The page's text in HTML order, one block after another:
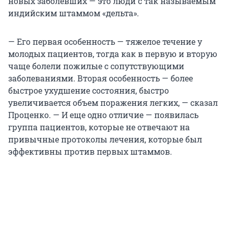
индийским штаммом «дельта».
— Его первая особенность — тяжелое течение у
молодых пациентов, тогда как в первую и вторую
чаще болели пожилые с сопутствующими
заболеваниями. Вторая особенность — более
быстрое ухудшение состояния, быстро
увеличивается объем поражения легких, — сказал
Проценко. — И еще одно отличие — появилась
группа пациентов, которые не отвечают на
привычные протоколы лечения, которые был
эффективны против первых штаммов.